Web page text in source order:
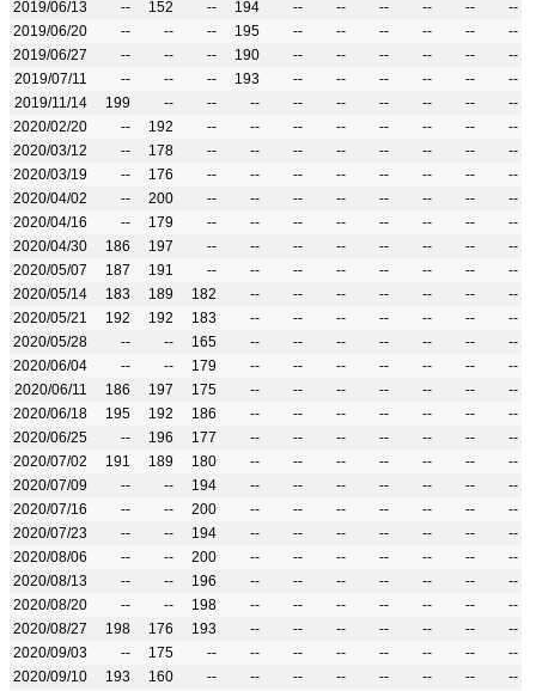
2019/06/13
-- 152 -- 194 -- -- -- -- --
--
2019/06/20
-- -- -- 195 -- -- -- -- --
--
2019/06/27
-- -- -- 190 -- -- -- -- --
--
2019/07/11
-- -- -- 193 -- -- -- -- --
--
2019/11/14
199 -- -- -- -- -- -- -- --
--
2020/02/20
-- 192 -- -- -- -- -- -- --
--
2020/03/12
-- 178 -- -- -- -- -- -- --
--
2020/03/19
-- 176 -- -- -- -- -- -- --
--
2020/04/02
-- 200 -- -- -- -- -- -- --
--
2020/04/16
-- 179 -- -- -- -- -- -- --
--
2020/04/30
186 197 -- -- -- -- -- -- --
--
2020/05/07
187 191 -- -- -- -- -- -- --
--
2020/05/14
183 189 182 -- -- -- -- -- --
--
2020/05/21
192 192 183 -- -- -- -- -- --
--
2020/05/28
-- -- 165 -- -- -- -- -- --
--
2020/06/04
-- -- 179 -- -- -- -- -- --
--
2020/06/11
186 197 175 -- -- -- -- -- --
--
2020/06/18
195 192 186 -- -- -- -- -- --
--
2020/06/25
-- 196 177 -- -- -- -- -- --
--
2020/07/02
191 189 180 -- -- -- -- -- --
--
2020/07/09
-- -- 194 -- -- -- -- -- --
--
2020/07/16
-- -- 200 -- -- -- -- -- --
--
2020/07/23
-- -- 194 -- -- -- -- -- --
--
2020/08/06
-- -- 200 -- -- -- -- -- --
--
2020/08/13
-- -- 196 -- -- -- -- -- --
--
2020/08/20
-- -- 198 -- -- -- -- -- --
--
2020/08/27
198 176 193 -- -- -- -- -- --
--
2020/09/03
-- 175 -- -- -- -- -- -- --
--
2020/09/10
193 160 -- -- -- -- -- -- --
--